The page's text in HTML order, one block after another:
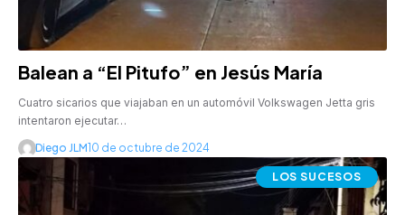
Balean a “El Pitufo” en Jesús María
Cuatro sicarios que viajaban en un automóvil Volkswagen Jetta gris
intentaron ejecutar…
Diego JLM10 de octubre de 2024
LOS SUCESOS